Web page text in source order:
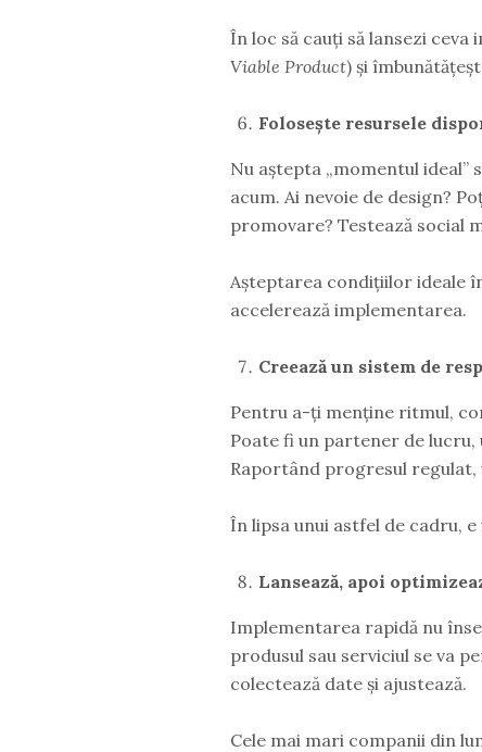
În loc să cauți să lansezi ceva
Viable Product) și
Folosește resursele
Nu aștepta „momentul ideal”
acum. Ai nevoie de design?
promovare? Testează social
Așteptarea condițiilor ideale
accelerează implementarea.
Creează un sistem de
Pentru a-ți menține ritmul,
Poate fi un partener de
Raportând progresul
În lipsa unui astfel de cadru,
Lansează, apoi
Implementarea rapidă nu
produsul sau serviciul se va
colectează date și ajustează.
Cele mai mari companii din